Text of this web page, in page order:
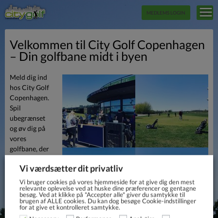
MEDLEMS LOGIN EN
Velkommen til City Golf Copenhagen
– Din golfbane midt i byen
Meld dig ind
hos City Golf
Copenhagen.
Spil
ubegrænset
og øv dig på
vores
golfbane, der
udfordrende
og hyggelig 9-
hullers bane
samt driving
range midt i
Vi værdsætter dit privatliv
Vi bruger cookies på vores hjemmeside for at give dig den mest
relevante oplevelse ved at huske dine præferencer og gentagne
besøg. Ved at klikke på "Accepter alle" giver du samtykke til
brugen af ​​ALLE cookies. Du kan dog besøge Cookie-indstillinger
for at give et kontrolleret samtykke.